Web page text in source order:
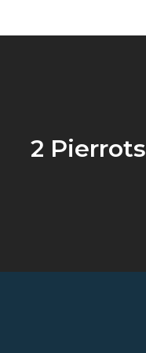
2 Pierrots